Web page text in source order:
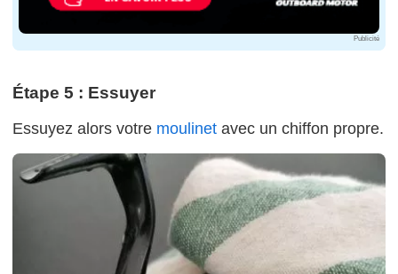
Publicité
Étape 5 : Essuyer
Essuyez alors votre moulinet avec un chiffon propre.